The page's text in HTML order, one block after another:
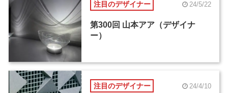
注目のデザイナー 24/5/22
第300回 山本アア（デザイナ
ー）
注目のデザイナー 24/4/10